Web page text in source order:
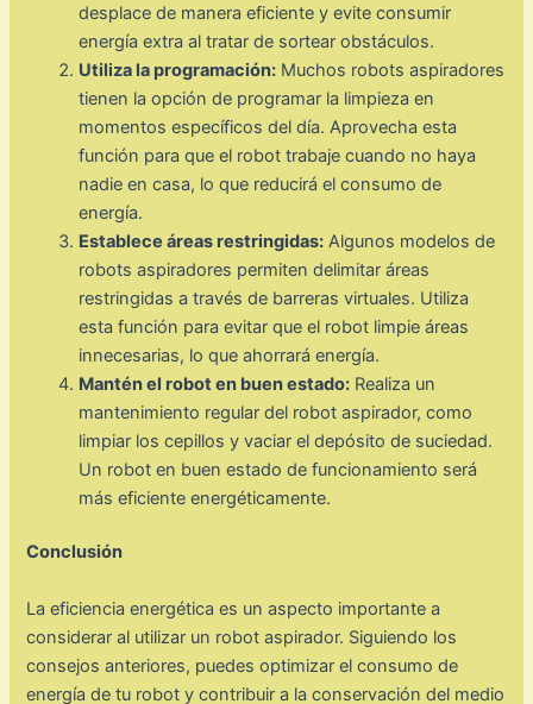
desplace de manera eficiente y evite consumir
energía extra al tratar de sortear obstáculos.
Utiliza la programación: Muchos robots aspiradores
tienen la opción de programar la limpieza en
momentos específicos del día. Aprovecha esta
función para que el robot trabaje cuando no haya
nadie en casa, lo que reducirá el consumo de
energía.
Establece áreas restringidas: Algunos modelos de
robots aspiradores permiten delimitar áreas
restringidas a través de barreras virtuales. Utiliza
esta función para evitar que el robot limpie áreas
innecesarias, lo que ahorrará energía.
Mantén el robot en buen estado: Realiza un
mantenimiento regular del robot aspirador, como
limpiar los cepillos y vaciar el depósito de suciedad.
Un robot en buen estado de funcionamiento será
más eficiente energéticamente.
Conclusión
La eficiencia energética es un aspecto importante a
considerar al utilizar un robot aspirador. Siguiendo los
consejos anteriores, puedes optimizar el consumo de
energía de tu robot y contribuir a la conservación del medio